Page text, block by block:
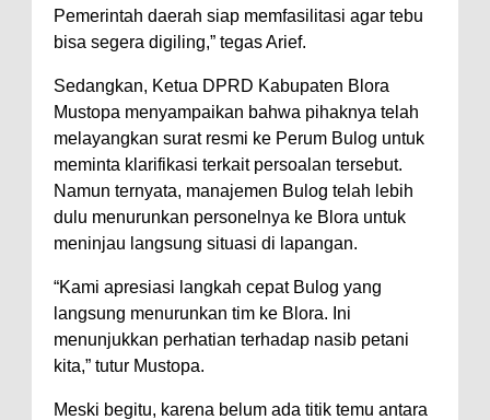
Pemerintah daerah siap memfasilitasi agar tebu
bisa segera digiling,” tegas Arief.
Sedangkan, Ketua DPRD Kabupaten Blora
Mustopa menyampaikan bahwa pihaknya telah
melayangkan surat resmi ke Perum Bulog untuk
meminta klarifikasi terkait persoalan tersebut.
Namun ternyata, manajemen Bulog telah lebih
dulu menurunkan personelnya ke Blora untuk
meninjau langsung situasi di lapangan.
“Kami apresiasi langkah cepat Bulog yang
langsung menurunkan tim ke Blora. Ini
menunjukkan perhatian terhadap nasib petani
kita,” tutur Mustopa.
Meski begitu, karena belum ada titik temu antara